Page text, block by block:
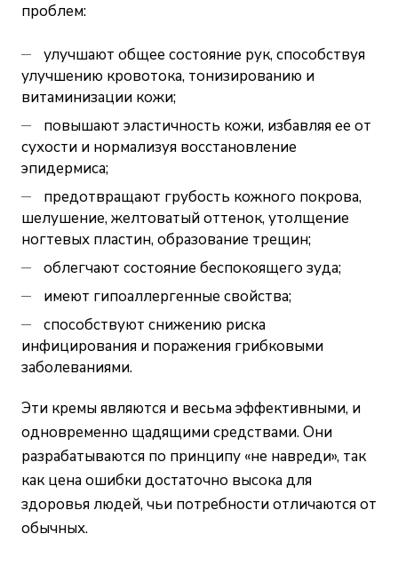
проблем:
улучшают общее состояние рук, способствуя
улучшению кровотока, тонизированию и
витаминизации кожи;
повышают эластичность кожи, избавляя ее от
сухости и нормализуя восстановление
эпидермиса;
предотвращают грубость кожного покрова,
шелушение, желтоватый оттенок, утолщение
ногтевых пластин, образование трещин;
облегчают состояние беспокоящего зуда;
имеют гипоаллергенные свойства;
способствуют снижению риска
инфицирования и поражения грибковыми
заболеваниями.
Эти кремы являются и весьма эффективными, и
одновременно щадящими средствами. Они
разрабатываются по принципу «не навреди», так
как цена ошибки достаточно высока для
здоровья людей, чьи потребности отличаются от
обычных.